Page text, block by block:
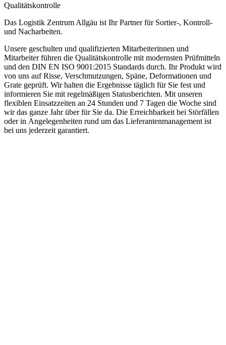
Qualitätskontrolle
Das Logistik Zentrum Allgäu ist Ihr Partner für Sortier-, Kontroll-
und Nacharbeiten.
Unsere geschulten und qualifizierten Mitarbeiterinnen und
Mitarbeiter führen die Qualitätskontrolle mit modernsten Prüfmitteln
und den DIN EN ISO 9001:2015 Standards durch. Ihr Produkt wird
von uns auf Risse, Verschmutzungen, Späne, Deformationen und
Grate geprüft. Wir halten die Ergebnisse täglich für Sie fest und
informieren Sie mit regelmäßigen Statusberichten. Mit unseren
flexiblen Einsatzzeiten an 24 Stunden und 7 Tagen die Woche sind
wir das ganze Jahr über für Sie da. Die Erreichbarkeit bei Störfällen
oder in Angelegenheiten rund um das Lieferantenmanagement ist
bei uns jederzeit garantiert.